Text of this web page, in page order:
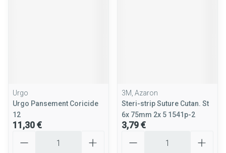
Urgo
Urgo Pansement Coricide
12
11,30 €
3M, Azaron
Steri-strip Suture Cutan. St
6x 75mm 2x 5 1541p-2
3,79 €